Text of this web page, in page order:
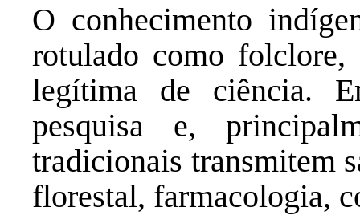
O conhecimento
rotulado como folclore,
legítima de ciência.
pesquisa e,
tradicionais transmitem
florestal, farmacologia,